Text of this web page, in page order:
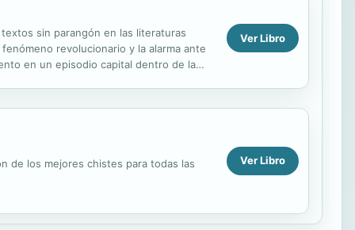
sin parangón en las literaturas
revolucionario y la alarma ante
en un episodio capital dentro de la
Ver Libro
de los mejores chistes para todas las Ver Libro